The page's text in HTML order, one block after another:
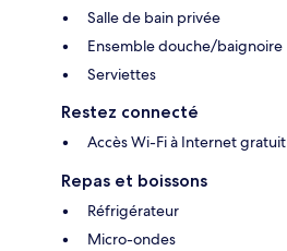
Salle de bain privée
Ensemble douche/baignoire
Serviettes
Restez connecté
Accès Wi-Fi à Internet gratuit
Repas et boissons
Réfrigérateur
Micro-ondes